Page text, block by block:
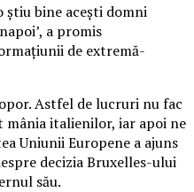
ştiu bine aceşti domni
a promis
de extremă-
Astfel de lucruri nu fac
mânia italienilor, iar apoi ne
Uniunii Europene a ajuns
decizia Bruxelles-ului
său.